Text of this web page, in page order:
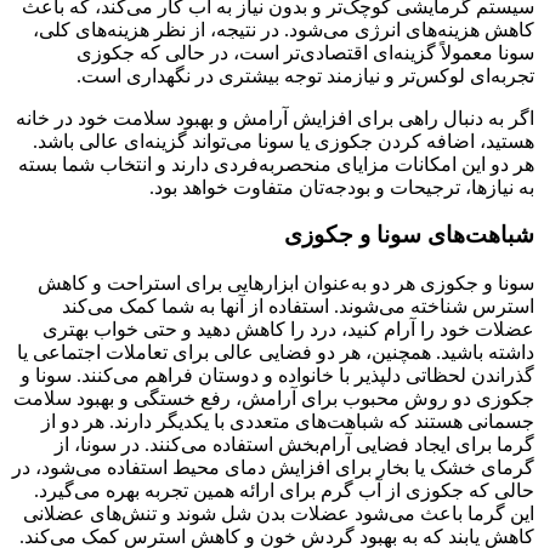
سیستم گرمایشی کوچک‌تر و بدون نیاز به آب کار می‌کند، که باعث
کاهش هزینه‌های انرژی می‌شود. در نتیجه، از نظر هزینه‌های کلی،
سونا معمولاً گزینه‌ای اقتصادی‌تر است، در حالی که جکوزی
تجربه‌ای لوکس‌تر و نیازمند توجه بیشتری در نگهداری است.
اگر به دنبال راهی برای افزایش آرامش و بهبود سلامت خود در خانه
هستید، اضافه کردن جکوزی یا سونا می‌تواند گزینه‌ای عالی باشد.
هر دو این امکانات مزایای منحصربه‌فردی دارند و انتخاب شما بسته
به نیازها، ترجیحات و بودجه‌تان متفاوت خواهد بود.
شباهت‌های سونا و جکوزی
سونا و جکوزی هر دو به‌عنوان ابزارهایی برای استراحت و کاهش
استرس شناخته می‌شوند. استفاده از آنها به شما کمک می‌کند
عضلات خود را آرام کنید، درد را کاهش دهید و حتی خواب بهتری
داشته باشید. همچنین، هر دو فضایی عالی برای تعاملات اجتماعی یا
گذراندن لحظاتی دلپذیر با خانواده و دوستان فراهم می‌کنند. سونا و
جکوزی دو روش محبوب برای آرامش، رفع خستگی و بهبود سلامت
جسمانی هستند که شباهت‌های متعددی با یکدیگر دارند. هر دو از
گرما برای ایجاد فضایی آرام‌بخش استفاده می‌کنند. در سونا، از
گرمای خشک یا بخار برای افزایش دمای محیط استفاده می‌شود، در
حالی که جکوزی از آب گرم برای ارائه همین تجربه بهره می‌گیرد.
این گرما باعث می‌شود عضلات بدن شل شوند و تنش‌های عضلانی
کاهش یابند که به بهبود گردش خون و کاهش استرس کمک می‌کند.